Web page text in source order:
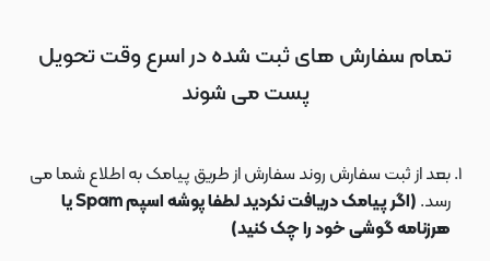
تمام سفارش های ثبت شده در اسرع وقت تحویل
پست می شوند
بعد از ثبت سفارش روند سفارش از طریق پیامک به اطلاع شما می
رسد.
(اگر پیامک دریافت نکردید لطفا پوشه اسپم Spam یا
هرزنامه گوشی خود را چک کنید)